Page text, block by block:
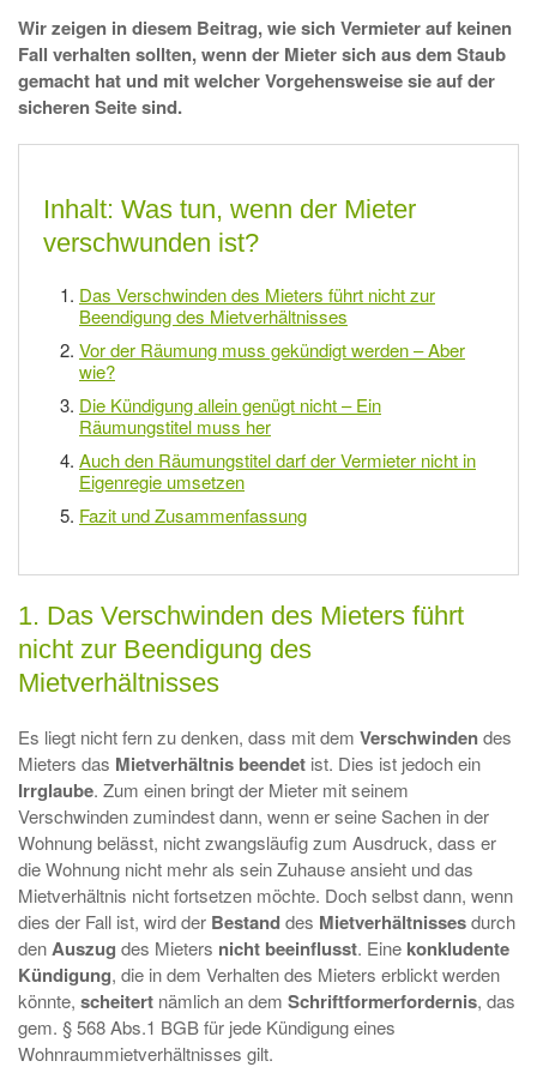
Wir zeigen in diesem Beitrag, wie sich Vermieter auf keinen
Fall verhalten sollten, wenn der Mieter sich aus dem Staub
gemacht hat und mit welcher Vorgehensweise sie auf der
sicheren Seite sind.
Inhalt: Was tun, wenn der Mieter
verschwunden ist?
Das Verschwinden des Mieters führt nicht zur
Beendigung des Mietverhältnisses
Vor der Räumung muss gekündigt werden – Aber
wie?
Die Kündigung allein genügt nicht – Ein
Räumungstitel muss her
Auch den Räumungstitel darf der Vermieter nicht in
Eigenregie umsetzen
Fazit und Zusammenfassung
1. Das Verschwinden des Mieters führt
nicht zur Beendigung des
Mietverhältnisses
Es liegt nicht fern zu denken, dass mit dem Verschwindendes
Mieters das Mietverhältnis beendet ist. Dies ist jedoch ein
Irrglaube. Zum einen bringt der Mieter mit seinem
Verschwinden zumindest dann, wenn er seine Sachen in der
Wohnung belässt, nicht zwangsläufig zum Ausdruck, dass er
die Wohnung nicht mehr als sein Zuhause ansieht und das
Mietverhältnis nicht fortsetzen möchte. Doch selbst dann, wenn
dies der Fall ist, wird der Bestanddes Mietverhältnissesdurch
denAuszug des Mieters nicht beeinflusst. Eine konkludente
Kündigung, die in dem Verhalten des Mieters erblickt werden
könnte, scheitert nämlich an dem Schriftformerfordernis, das
gem. § 568 Abs.1 BGB für jede Kündigung eines
Wohnraummietverhältnisses gilt.